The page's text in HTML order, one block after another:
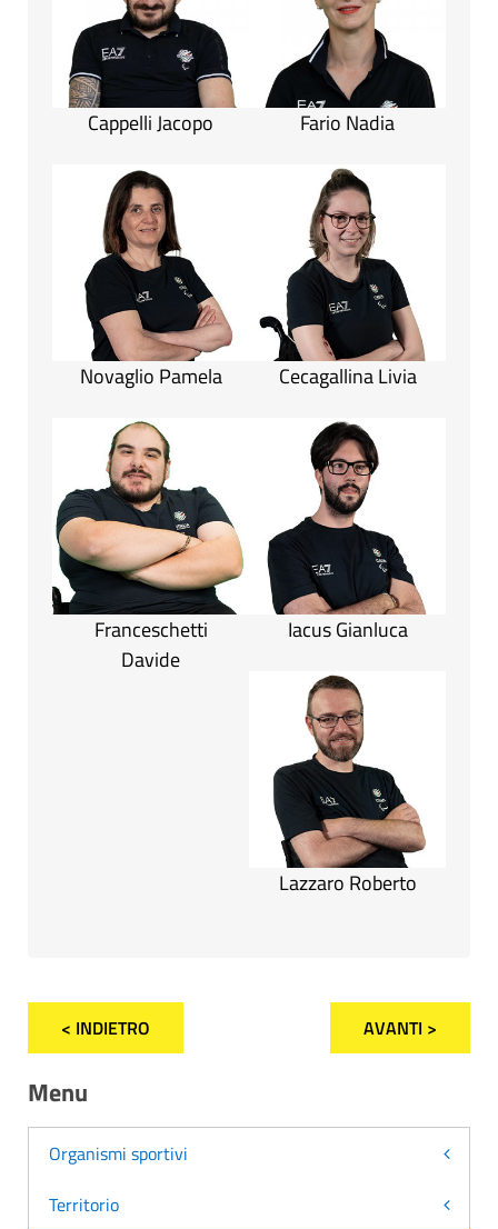
Cappelli Jacopo Fario Nadia
Novaglio Pamela Cecagallina Livia
Franceschetti
Davide
Iacus Gianluca
Lazzaro Roberto
< INDIETRO AVANTI >
Menu
Organismi sportivi
Territorio